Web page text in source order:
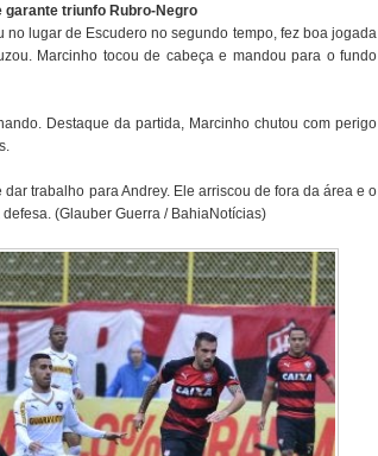
garante triunfo Rubro-Negro
no lugar de Escudero no segundo tempo, fez boa jogada
Marcinho tocou de cabeça e mandou para o fundo
Destaque da partida, Marcinho chutou com perigo
trabalho para Andrey. Ele arriscou de fora da área e o
(Glauber Guerra / BahiaNotícias)